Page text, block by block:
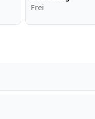
Frei